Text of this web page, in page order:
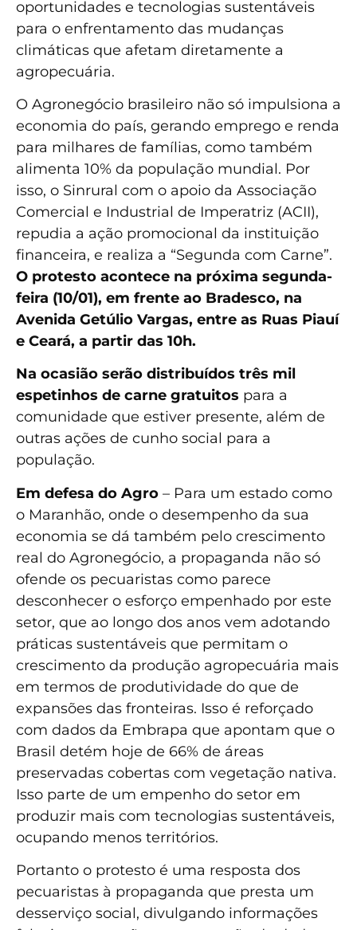
oportunidades e tecnologias sustentáveis
para o enfrentamento das mudanças
climáticas que afetam diretamente a
agropecuária.
O Agronegócio brasileiro não só impulsiona a
economia do país, gerando emprego e renda
para milhares de famílias, como também
alimenta 10% da população mundial. Por
isso, o Sinrural com o apoio da Associação
Comercial e Industrial de Imperatriz (ACII),
repudia a ação promocional da instituição
financeira, e realiza a “Segunda com Carne”.
O protesto acontece na próxima segunda-
feira (10/01), em frente ao Bradesco, na
Avenida Getúlio Vargas, entre as Ruas Piauí
e Ceará, a partir das 10h.
Na ocasião serão distribuídos três mil
espetinhos de carne gratuitos para a
comunidade que estiver presente, além de
outras ações de cunho social para a
população.
Em defesa do Agro – Para um estado como
o Maranhão, onde o desempenho da sua
economia se dá também pelo crescimento
real do Agronegócio, a propaganda não só
ofende os pecuaristas como parece
desconhecer o esforço empenhado por este
setor, que ao longo dos anos vem adotando
práticas sustentáveis que permitam o
crescimento da produção agropecuária mais
em termos de produtividade do que de
expansões das fronteiras. Isso é reforçado
com dados da Embrapa que apontam que o
Brasil detém hoje de 66% de áreas
preservadas cobertas com vegetação nativa.
Isso parte de um empenho do setor em
produzir mais com tecnologias sustentáveis,
ocupando menos territórios.
Portanto o protesto é uma resposta dos
pecuaristas à propaganda que presta um
desserviço social, divulgando informações